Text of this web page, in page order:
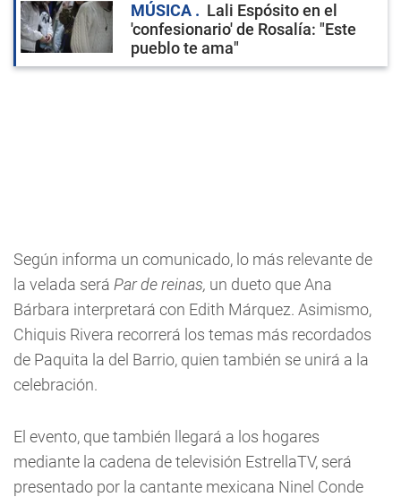
MÚSICA
Lali Espósito en el
'confesionario' de Rosalía: "Este
pueblo te ama"
Según informa un comunicado, lo más relevante de
la velada será Par de reinas, un dueto que Ana
Bárbara interpretará con Edith Márquez. Asimismo,
Chiquis Rivera recorrerá los temas más recordados
de Paquita la del Barrio, quien también se unirá a la
celebración.
El evento, que también llegará a los hogares
mediante la cadena de televisión EstrellaTV, será
presentado por la cantante mexicana Ninel Conde